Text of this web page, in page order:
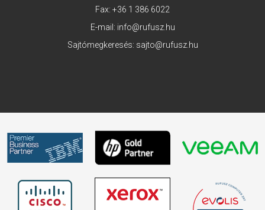
Fax: +36 1 386 6022
E-mail: info@rufusz.hu
Sajtómegkeresés: sajto@rufusz.hu